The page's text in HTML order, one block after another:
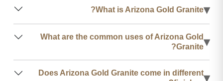
▾
What is Arizona Gold Granite?
▾
What are the common uses of Arizona Gold
Granite?
▾
Does Arizona Gold Granite come in different